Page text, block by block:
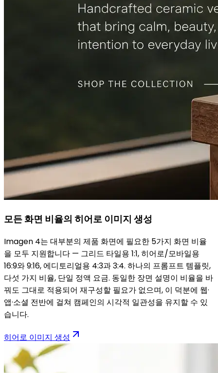
모든 화면 비율의 히어로 이미지 생성
Imagen 4는 대부분의 제품 화면에 필요한 5가지 화면 비율
을 모두 지원합니다 — 그리드 타일용 1:1, 히어로/모바일용
16:9와 9:16, 에디토리얼용 4:3과 3:4. 하나의 프롬프트 템플릿,
다섯 가지 비율, 단일 정액 요금. 동일한 장면 설명이 비율을 바
꿔도 그대로 적용되어 재구성할 필요가 없으며, 이 덕분에 웹·
앱·소셜 전반에 걸쳐 캠페인의 시각적 일관성을 유지할 수 있
습니다.
히어로 이미지 생성